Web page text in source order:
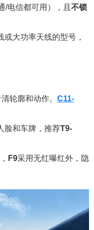
/电信都可用），且 不锁
大功率天线的型号，
轮廓和动作。 C11-
脸和车牌，推荐T9-
F9采用无红曝红外，隐